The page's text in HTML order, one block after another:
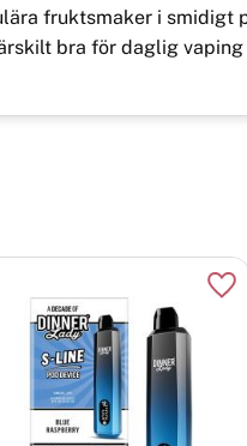
fruktsmaker i smidigt
bra för daglig